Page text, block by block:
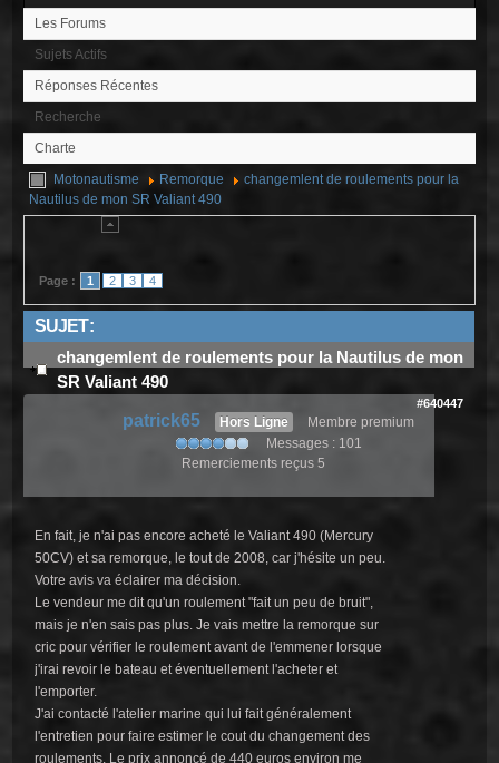
Les Forums
Sujets Actifs
Réponses Récentes
Recherche
Charte
Motonautisme
Remorque
changemlent de roulements pour la
Nautilus de mon SR Valiant 490
Page : 1 2 3 4
SUJET :
changemlent de roulements pour la Nautilus de mon
SR Valiant 490
#640447
patrick65 Hors Ligne
Membre premium
Messages : 101
Remerciements reçus 5
En fait, je n'ai pas encore acheté le Valiant 490 (Mercury
50CV) et sa remorque, le tout de 2008, car j'hésite un peu.
Votre avis va éclairer ma décision.
Le vendeur me dit qu'un roulement "fait un peu de bruit",
mais je n'en sais pas plus. Je vais mettre la remorque sur
cric pour vérifier le roulement avant de l'emmener lorsque
j'irai revoir le bateau et éventuellement l'acheter et
l'emporter.
J'ai contacté l'atelier marine qui lui fait généralement
l'entretien pour faire estimer le cout du changement des
roulements. Le prix annoncé de 440 euros environ me